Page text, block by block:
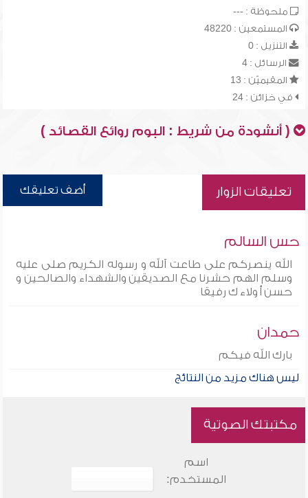
ملحوظة : ---
المستمعين : 48220
التنزيل : 0
الرسائل : 4
المقيميّن : 13
في خزائن : 24
( أنشودة من شريط : البوم روائع القصائد )
تعليقات الزوار أضف تعليقك
حس السالم
الله ينصركم على طاعت آلله و رسوله الكريم صلى عليه
وسلم الهم حشرنا مع الصديقين والشهداء والصالحين و
حسن أ ولاء ك رفيقا
حمدان
بارك الله فيكم
ليس هناك مزيد من النتائج
مكتبتك الصوتية
اسم
المستخدم: